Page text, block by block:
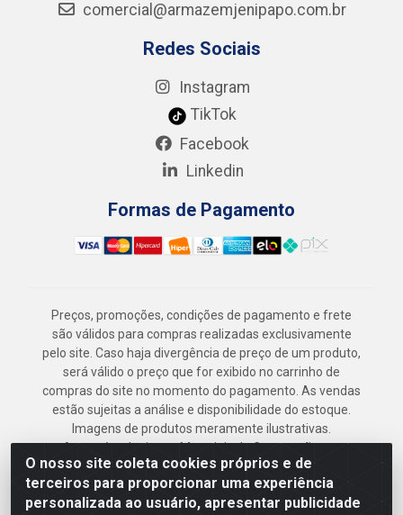
O nosso site coleta cookies próprios e de
terceiros para proporcionar uma experiência
personalizada ao usuário, apresentar publicidade
comercial@armazemjenipapo.com.br
Redes Sociais
Instagram
TikTok
Facebook
Linkedin
Formas de Pagamento
Preços, promoções, condições de pagamento e frete
são válidos para compras realizadas exclusivamente
pelo site. Caso haja divergência de preço de um produto,
será válido o preço que for exibido no carrinho de
compras do site no momento do pagamento. As vendas
estão sujeitas a análise e disponibilidade do estoque.
Imagens de produtos meramente ilustrativas.
Armazém Jenipapo Materiais de Construção em
Geral LTDA - Rua das Flores, 2691 - Guabiraba,
Recife/PE - CEP 52.291-630 - CNPJ
41.097.379/0001-